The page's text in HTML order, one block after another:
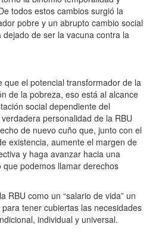
todos estos cambios surgió la
pobre y un abrupto cambio social
de ser la vacuna contra la
el potencial transformador de la
de la pobreza, eso está al alcance
social dependiente del
personalidad de la RBU
de nuevo cuño que, junto con el
existencia, aumente el margen de
y haga avanzar hacia una
podemos llamar derechos
RBU como un “salario de vida” un
tener cubiertas las necesidades
individual y universal.